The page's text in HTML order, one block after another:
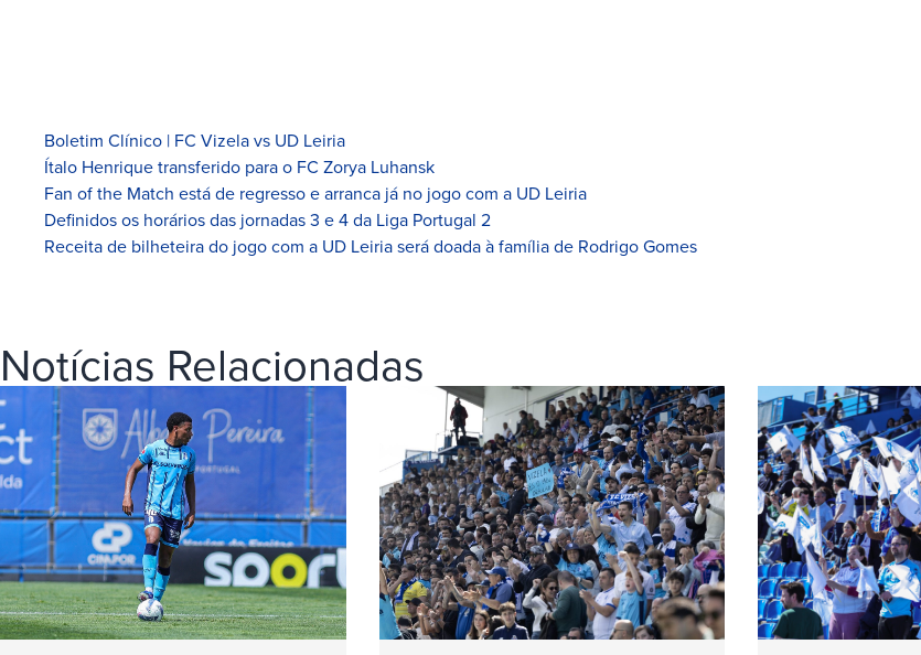
Boletim Clínico | FC Vizela vs UD Leiria
Ítalo Henrique transferido para o FC Zorya Luhansk
Fan of the Match está de regresso e arranca já no jogo com a UD Leiria
Definidos os horários das jornadas 3 e 4 da Liga Portugal 2
Receita de bilheteira do jogo com a UD Leiria será doada à família de Rodrigo Gomes
Notícias Relacionadas